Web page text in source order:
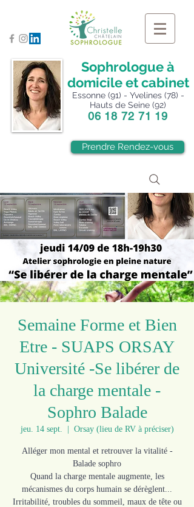
Sophrologue à
domicile et cabinet
Essonne (91) - Yvelines (78) -
Hauts de Seine (92)
06 18 72 71 19
Prendre Rendez-vous
Semaine Forme et Bien
Etre - SUAPS ORSAY
Université -Se libérer de
la charge mentale -
Sophro Balade
jeu. 14 sept. Orsay (lieu de RV à préciser)
Alléger mon mental et retrouver la vitalité -
Balade sophro
Quand la charge mentale augmente, les
mécanismes du corps humain se dérèglent...
Irritabilité, troubles du sommeil, maux de tête ou